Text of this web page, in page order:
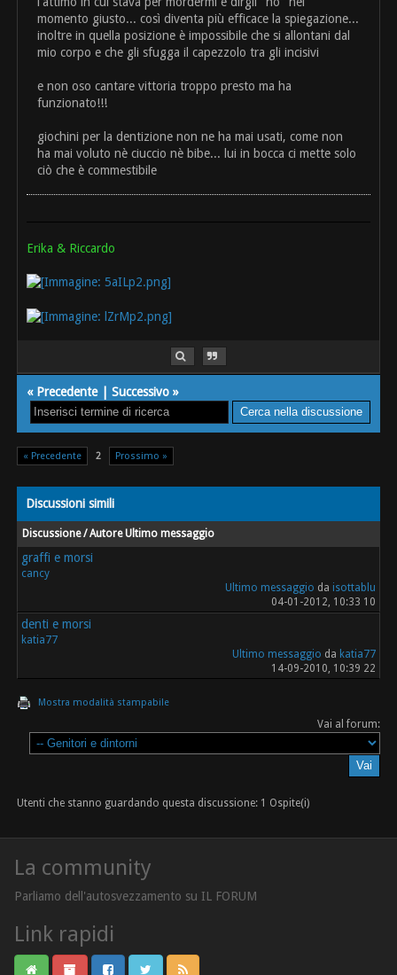
momento giusto... così diventa più efficace la spiegazione...
inoltre in quella posizione è impossibile che si allontani dal
mio corpo e che gli sfugga il capezzolo tra gli incisivi
e non oso cantare vittoria troppo presto ma ha
funzionato!!!
giochini per la dentizione non ne ha mai usati, come non
ha mai voluto nè ciuccio nè bibe... lui in bocca ci mette solo
ciò che è commestibile
Erika & Riccardo
« Precedente|Successivo »
« Precedente 2 Prossimo »
Discussioni simili
Discussione / Autore Ultimo messaggio
graffi e morsi
cancy
Ultimo messaggio da isottablu
04-01-2012, 10:33 10
denti e morsi
katia77
Ultimo messaggio da katia77
14-09-2010, 10:39 22
Mostra modalità stampabile
Vai al forum:
Utenti che stanno guardando questa discussione: 1 Ospite(i)
La community
Parliamo dell'autosvezzamento su IL FORUM
Link rapidi